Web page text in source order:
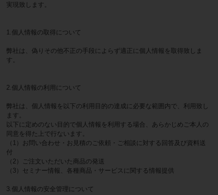
実現致します。
1.個人情報の取得について
弊社は、偽りその他不正の手段によらず適正に個人情報を取得致しま
す。
2.個人情報の利用について
弊社は、個人情報を以下の利用目的の達成に必要な範囲内で、利用致し
ます。
以下に定めのない目的で個人情報を利用する場合、あらかじめご本人の
同意を得た上で行ないます。
（1）お問い合わせ・お見積のご依頼・ご相談に対する回答及び資料送
付
（2）ご注文いただいた商品の発送
（3）セミナー情報、各種商品・サービスに関する情報提供
3.個人情報の安全管理について